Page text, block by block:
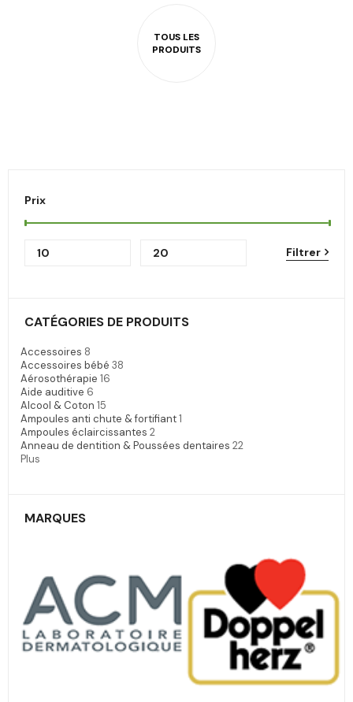
Prix
Filtrer
CATÉGORIES DE PRODUITS
Accessoires 8
Accessoires bébé 38
Aérosothérapie 16
Aide auditive 6
Alcool & Coton 15
Ampoules anti chute & fortifiant1
Ampoules éclaircissantes 2
Anneau de dentition & Poussées dentaires 22
Plus
MARQUES